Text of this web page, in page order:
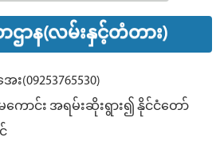
ဌာန(လမ်းနှင့်တံတား)
(09253765530)
ကောင်း အရမ်းဆိုးရွား၍ နိုင်ငံတော်